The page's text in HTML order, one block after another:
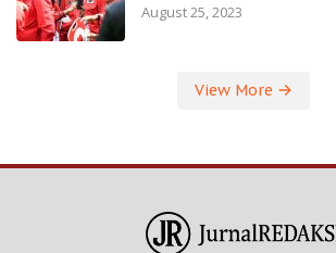
August 25, 2023
View More